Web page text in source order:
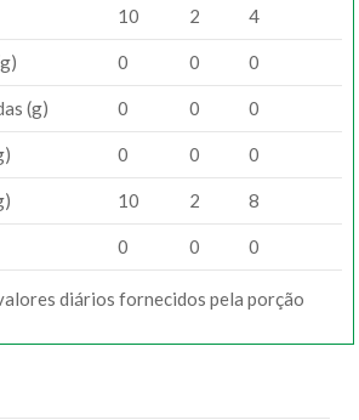
10 2 4
0 0 0
(g) 0 0 0
0 0 0
10 2 8
0 0 0
diários fornecidos pela porção